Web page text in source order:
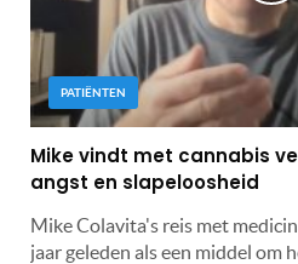
PATIËNTEN
Mike vindt met cannabis
angst en slapeloosheid
Mike Colavita's reis met
jaar geleden als een middel om